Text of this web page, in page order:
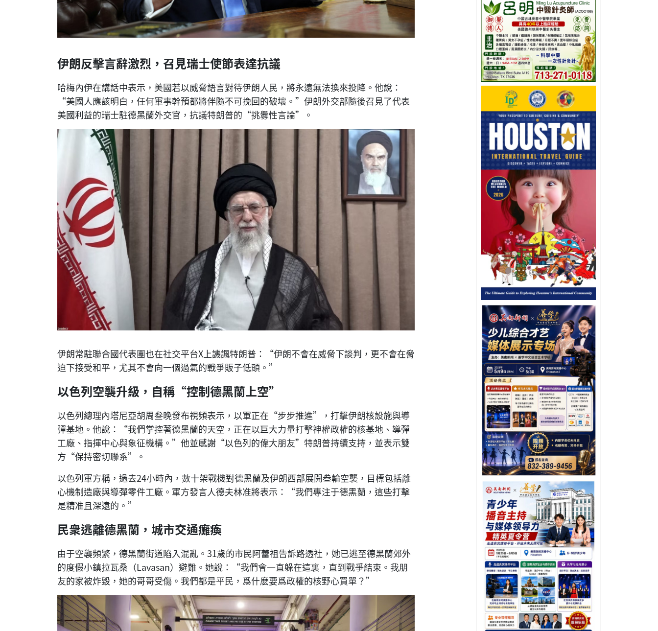
伊朗反擊言辭激烈，召見瑞士使節表達抗議
哈梅內伊在講話中表示，美國若以威脅語言對待伊朗人民，將永遠無法換來投降。他說：
“美國人應該明白，任何軍事幹預都將伴隨不可挽回的破壞。”伊朗外交部隨後召見了代表
美國利益的瑞士駐德黑蘭外交官，抗議特朗普的“挑釁性言論”。
伊朗常駐聯合國代表團也在社交平台X上譏諷特朗普：“伊朗不會在威脅下談判，更不會在脅
迫下接受和平，尤其不會向一個過氣的戰爭販子低頭。”
以色列空襲升級，自稱“控制德黑蘭上空”
以色列總理內塔尼亞胡周叁晚發布視頻表示，以軍正在“步步推進”，打擊伊朗核設施與導
彈基地。他說：“我們掌控著德黑蘭的天空，正在以巨大力量打擊神權政權的核基地、導彈
工廠、指揮中心與象征機構。”他並感謝“以色列的偉大朋友”特朗普持續支持，並表示雙
方“保持密切聯系”。
以色列軍方稱，過去24小時內，數十架戰機對德黑蘭及伊朗西部展開叁輪空襲，目標包括離
心機制造廠與導彈零件工廠。軍方發言人德夫林准將表示：“我們專注于德黑蘭，這些打擊
是精准且深遠的。”
民衆逃離德黑蘭，城市交通癱瘓
由于空襲頻繁，德黑蘭街道陷入混亂。31歲的市民阿蕾祖告訴路透社，她已逃至德黑蘭郊外
的度假小鎮拉瓦桑（Lavasan）避難。她說：“我們會一直躲在這裏，直到戰爭結束。我朋
友的家被炸毀，她的哥哥受傷。我們都是平民，爲什麽要爲政權的核野心買單？”